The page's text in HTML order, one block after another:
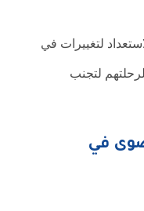
لتغييرات في
لتجنب
في